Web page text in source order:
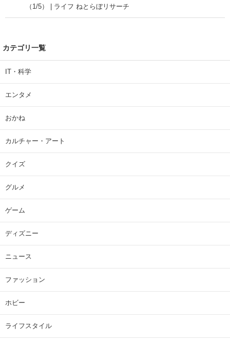
（1/5） | ライフ ねとらぼリサーチ
カテゴリ一覧
IT・科学
エンタメ
おかね
カルチャー・アート
クイズ
グルメ
ゲーム
ディズニー
ニュース
ファッション
ホビー
ライフスタイル